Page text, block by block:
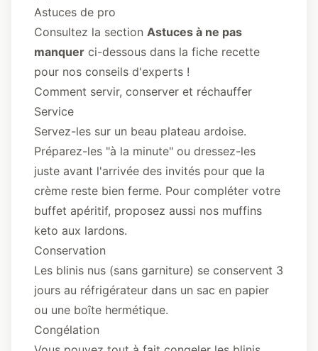
Astuces de pro
Consultez la section Astuces à ne pas
manquer ci-dessous dans la fiche recette
pour nos conseils d'experts !
Comment servir, conserver et réchauffer
Service
Servez-les sur un beau plateau ardoise.
Préparez-les "à la minute" ou dressez-les
juste avant l'arrivée des invités pour que la
crème reste bien ferme. Pour compléter votre
buffet apéritif, proposez aussi nos muffins
keto aux lardons.
Conservation
Les blinis nus (sans garniture) se conservent 3
jours au réfrigérateur dans un sac en papier
ou une boîte hermétique.
Congélation